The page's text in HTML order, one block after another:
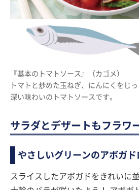
『基本のトマトソース』（カゴメ）
トマトと炒めた玉ねぎ、にんにくをじ
深い味わいのトマトソースです。
サラダとデザートもフラワ
やさしいグリーンのアボガド
スライスしたアボガドをきれいに